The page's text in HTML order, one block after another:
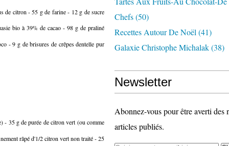
de citron - 55 g de farine - 12 g de sucre
bio à 39% de cacao - 98 g de praliné
- 9 g de brisures de crêpes dentelle pur
- 35 g de purée de citron vert (ou comme
râpé d'1/2 citron vert non traité - 25
Chefs(50)
Recettes Autour De Noël (41)
Galaxie Christophe Michalak(38)
Newsletter
Abonnez-vous pour être averti des
articles publiés.